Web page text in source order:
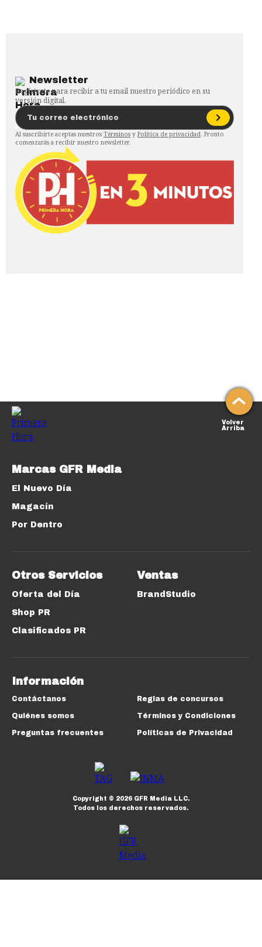
Newsletter
Regístrate para recibir a tu email nuestro periódico en su
versión digital.
Al suscribirte aceptas nuestros Términos y Política de privacidad. Pronto
comenzarás a recibir nuestro newsletter.
Volver
Arriba
Marcas GFR Media
El Nuevo Día
Magacín
Por Dentro
Otros Servicios
Oferta del Día
Shop PR
Clasificados PR
Ventas
BrandStudio
Información
Contáctanos
Quiénes somos
Preguntas frecuentes
Reglas de concursos
Términos y Condiciones
Políticas de Privacidad
Copyright © 2026GFR Media LLC.
Todos los derechos reservados.